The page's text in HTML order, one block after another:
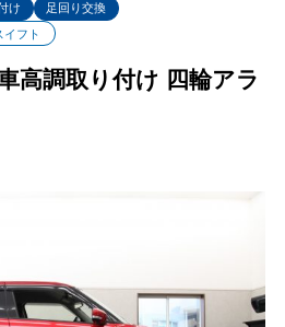
け
足回り交換
イフト
高調取り付け 四輪アラ